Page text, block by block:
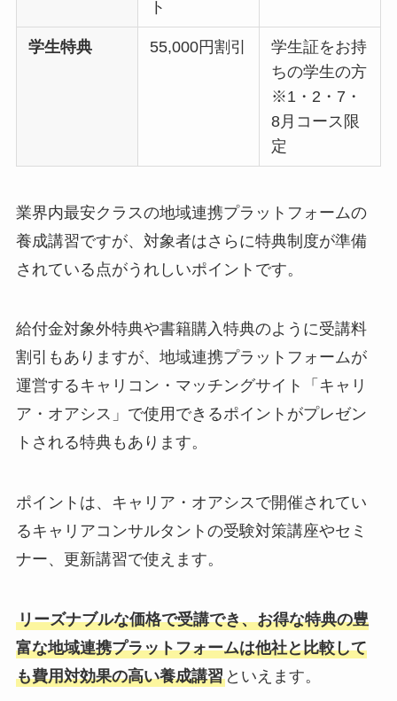
ト
学生特典 55,000円割引
学生証をお持
ちの学生の方
※1・2・7・
8月コース限
定
業界内最安クラスの地域連携プラットフォームの
養成講習ですが、対象者はさらに特典制度が準備
されている点がうれしいポイントです。
給付金対象外特典や書籍購入特典のように受講料
割引もありますが、地域連携プラットフォームが
運営するキャリコン・マッチングサイト「キャリ
ア・オアシス」で使用できるポイントがプレゼン
トされる特典もあります。
ポイントは、キャリア・オアシスで開催されてい
るキャリアコンサルタントの受験対策講座やセミ
ナー、更新講習で使えます。
リーズナブルな価格で受講でき、お得な特典の豊
富な地域連携プラットフォームは他社と比較して
も費用対効果の高い養成講習といえます。